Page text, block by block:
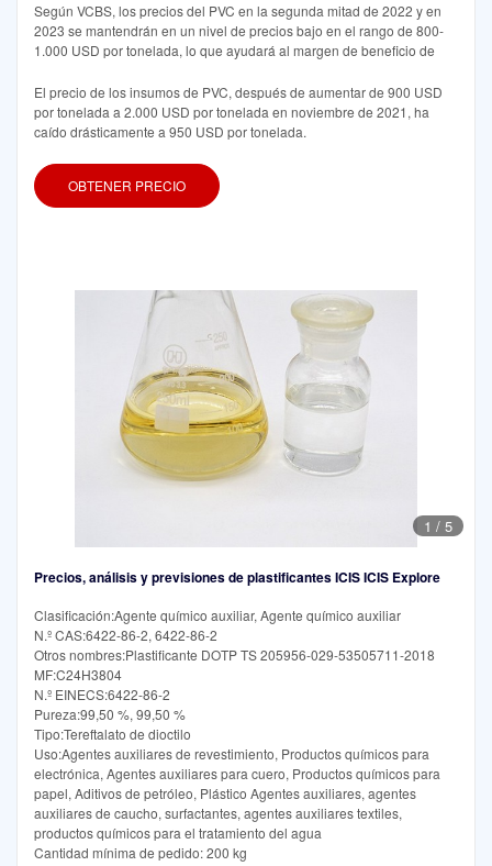
Según VCBS, los precios del PVC en la segunda mitad de 2022 y en
2023 se mantendrán en un nivel de precios bajo en el rango de 800-
1.000 USD por tonelada, lo que ayudará al margen de beneficio de
El precio de los insumos de PVC, después de aumentar de 900 USD
por tonelada a 2.000 USD por tonelada en noviembre de 2021, ha
caído drásticamente a 950 USD por tonelada.
OBTENER PRECIO
1 / 5
Precios, análisis y previsiones de plastificantes ICIS ICIS Explore
Clasificación:Agente químico auxiliar, Agente químico auxiliar
N.º CAS:6422-86-2, 6422-86-2
Otros nombres:Plastificante DOTP TS 205956-029-53505711-2018
MF:C24H3804
N.º EINECS:6422-86-2
Pureza:99,50 %, 99,50 %
Tipo:Tereftalato de dioctilo
Uso:Agentes auxiliares de revestimiento, Productos químicos para
electrónica, Agentes auxiliares para cuero, Productos químicos para
papel, Aditivos de petróleo, Plástico Agentes auxiliares, agentes
auxiliares de caucho, surfactantes, agentes auxiliares textiles,
productos químicos para el tratamiento del agua
Cantidad mínima de pedido: 200 kg